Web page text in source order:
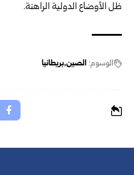
ظل الأوضاع الدولية الراهنة.
الوسوم: الصين بريطانيا